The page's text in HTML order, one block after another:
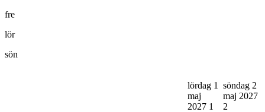
fre
lör
sön
lördag 1
maj
2027 1
söndag 2
maj 2027
2